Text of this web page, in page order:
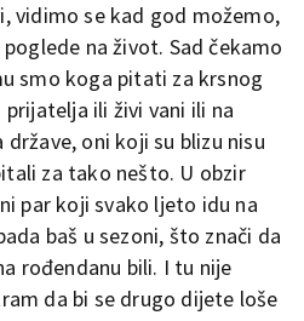
vidimo se kad god možemo,
na život. Sad čekamo
smo koga pitati za krsnog
ili živi vani ili na
oni koji su blizu nisu
za tako nešto. U obzir
par koji svako ljeto idu na
baš u sezoni, što znači da
rođendanu bili. I tu nije
da bi se drugo dijete loše